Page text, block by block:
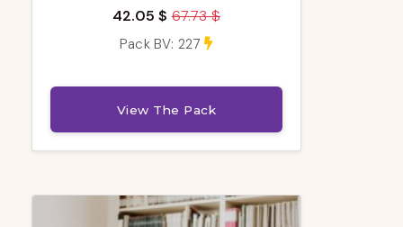
42.05 $ 67.73 $
Pack BV: 227
View The Pack